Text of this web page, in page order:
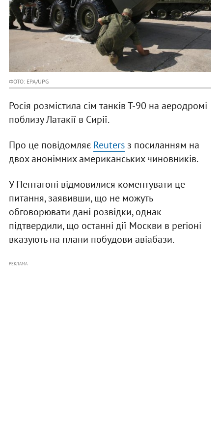
ФОТО: EPA/UPG
Росія розмістила сім танків Т-90 на аеродромі
поблизу Латакії в Сирії.
Про це повідомляє Reutersз посиланням на
двох анонімних американських чиновників.
У Пентагоні відмовилися коментувати це
питання, заявивши, що не можуть
обговорювати дані розвідки, однак
підтвердили, що останні дії Москви в регіоні
вказують на плани побудови авіабази.
РЕКЛАМА